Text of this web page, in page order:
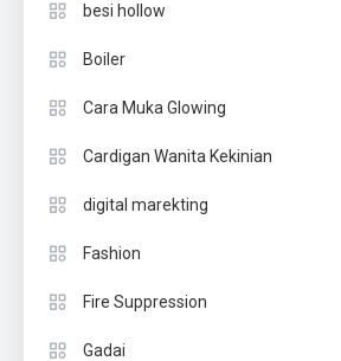
besi hollow
Boiler
Cara Muka Glowing
Cardigan Wanita Kekinian
digital marekting
Fashion
Fire Suppression
Gadai